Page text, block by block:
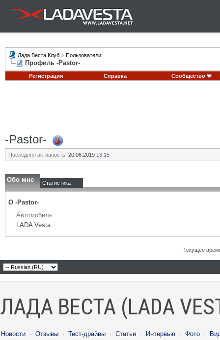
Лада Веста Клуб > Пользователи
Профиль -Pastor-
Регистрация Справка Сообщество
-Pastor-
Последняя активность: 20.06.2019 13:15
Обо мне Статистика
О -Pastor-
Автомобиль
LADA Vesta
Текущее
ЛАДА ВЕСТА (LADA
Новости · Отзывы · Тест-драйвы · Статьи · Интервью · Фото ·